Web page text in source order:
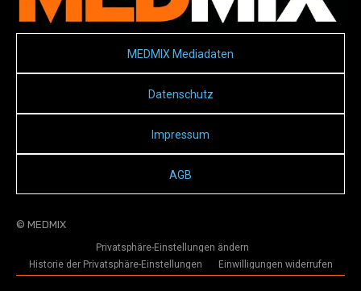
MEDMIX Mediadaten
Datenschutz
Impressum
AGB
© MEDMIX
Privatsphäre-Einstellungen ändern
Historie der Privatsphäre-Einstellungen
Einwilligungen widerrufen